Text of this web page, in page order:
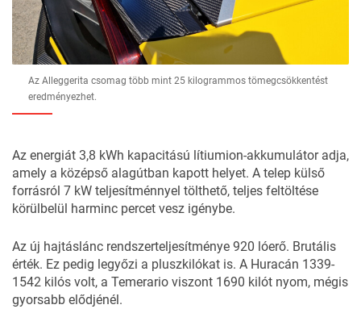
Az Alleggerita csomag több mint 25 kilogrammos tömegcsökkentést
eredményezhet.
Az energiát 3,8 kWh kapacitású lítiumion-akkumulátor adja,
amely a középső alagútban kapott helyet. A telep külső
forrásról 7 kW teljesítménnyel tölthető, teljes feltöltése
körülbelül harminc percet vesz igénybe.
Az új hajtáslánc rendszerteljesítménye 920 lóerő. Brutális
érték. Ez pedig legyőzi a pluszkilókat is. A Huracán 1339-
1542 kilós volt, a Temerario viszont 1690 kilót nyom, mégis
gyorsabb elődjénél.